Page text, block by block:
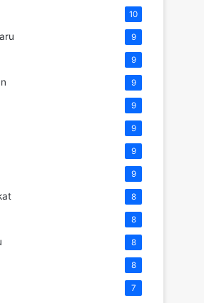
10
9
9
9
9
9
9
9
8
8
8
8
7